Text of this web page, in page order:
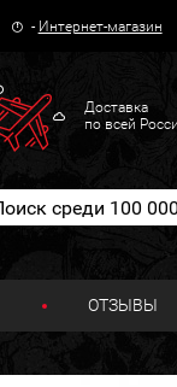
- Интернет-магазин
Доставка
по всей
ОТЗЫВЫ